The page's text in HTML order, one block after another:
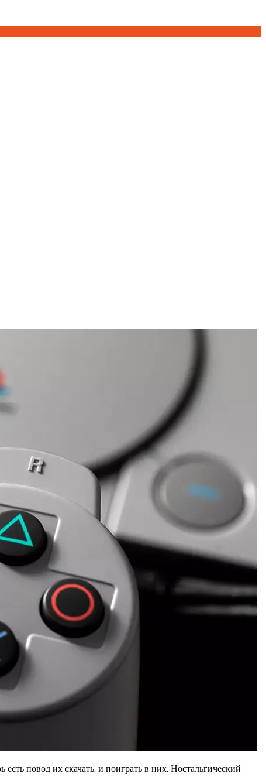
повод их скачать, и поиграть в них. Ностальгический